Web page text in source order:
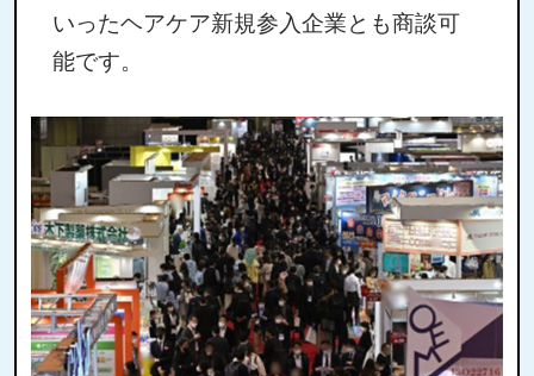
いったヘアケア新規参入企業とも商談可
能です。